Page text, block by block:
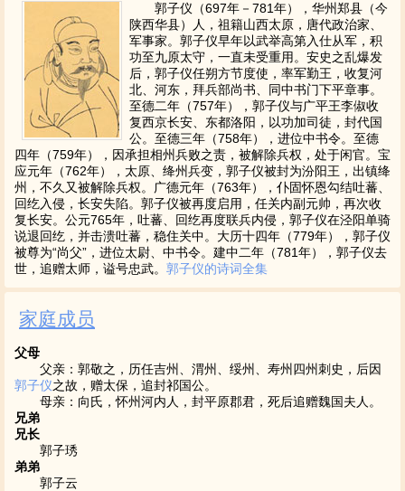
郭子仪（697年－781年），华州郑县（今
陕西华县）人，祖籍山西太原，唐代政治家、
军事家。郭子仪早年以武举高第入仕从军，积
功至九原太守，一直未受重用。安史之乱爆发
后，郭子仪任朔方节度使，率军勤王，收复河
北、河东，拜兵部尚书、同中书门下平章事。
至德二年（757年），郭子仪与广平王李俶收
复西京长安、东都洛阳，以功加司徒，封代国
公。至德三年（758年），进位中书令。至德
四年（759年），因承担相州兵败之责，被解除兵权，处于闲官。宝
应元年（762年），太原、绛州兵变，郭子仪被封为汾阳王，出镇绛
州，不久又被解除兵权。广德元年（763年），仆固怀恩勾结吐蕃、
回纥入侵，长安失陷。郭子仪被再度启用，任关内副元帅，再次收
复长安。公元765年，吐蕃、回纥再度联兵内侵，郭子仪在泾阳单骑
说退回纥，并击溃吐蕃，稳住关中。大历十四年（779年），郭子仪
被尊为“尚父”，进位太尉、中书令。建中二年（781年），郭子仪去
世，追赠太师，谥号忠武。 郭子仪的诗词全集
家庭成员
父母
父亲：郭敬之，历任吉州、渭州、绥州、寿州四州刺史，后因
郭子仪之故，赠太保，追封祁国公。
母亲：向氏，怀州河内人，封平原郡君，死后追赠魏国夫人。
兄弟
兄长
郭子琇
弟弟
郭子云